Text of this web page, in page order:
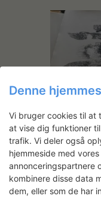
Lisa
liquid
Lisa
nogle
Denne
Vi bruger cookies til at
at vise dig funktioner
trafik. Vi deler også
hjemmeside med
annonceringspartnere
kombinere disse data
dem, eller som de har